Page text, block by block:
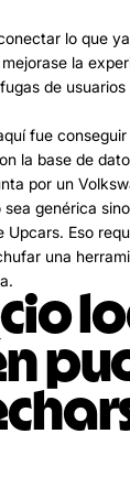
lo que
la
de usuarios
fue
la base de
por un
genérica
Upcars. Eso
una